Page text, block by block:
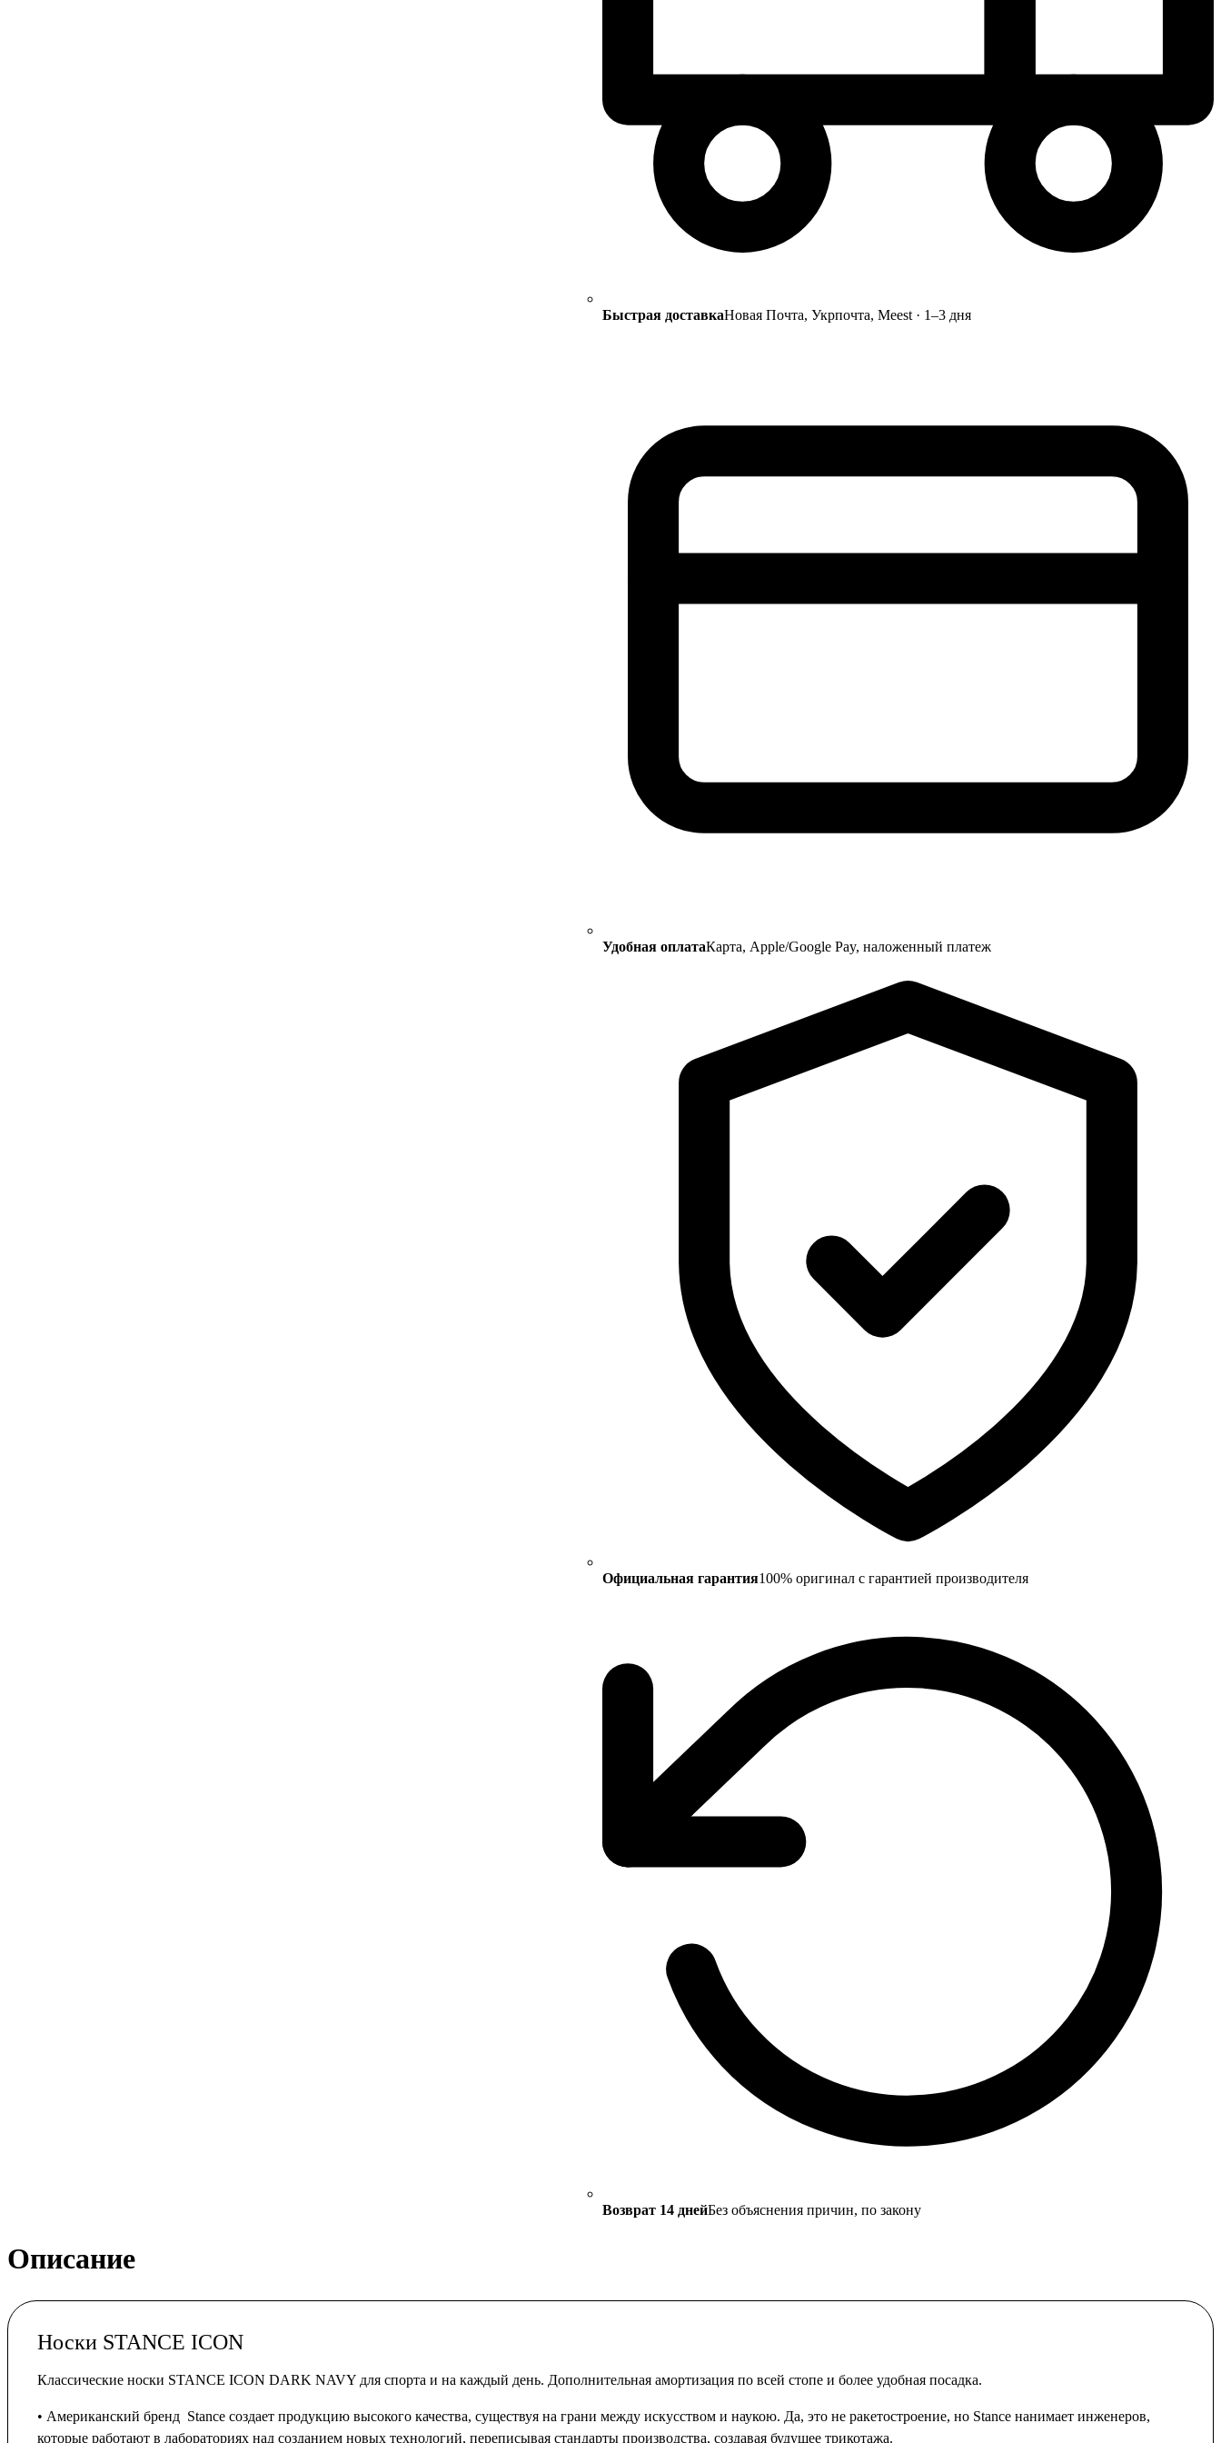
Быстрая доставкаНовая Почта, Укрпочта, Meest · 1–3 дня
Удобная оплатаКарта, Apple/Google Pay, наложенный платеж
Официальная гарантия100% оригинал с гарантией производителя
Возврат 14 днейБез объяснения причин, по закону
Описание
Носки STANCE ICON
Классические носки STANCE ICON DARK NAVY для спорта и на каждый день. Дополнительная амортизация по всей стопе и более удобная посадка.
• Американский бренд Stance создает продукцию высокого качества, существуя на грани между искусством и наукою. Да, это не ракетостроение, но Stance нанимает инженеров,
которые работают в лабораториях над созданием новых технологий, переписывая стандарты производства, создавая будущее трикотажа.